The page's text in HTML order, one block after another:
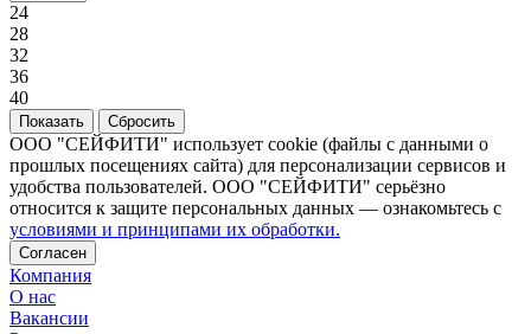
24
28
32
36
40
Сбросить
ООО "СЕЙФИТИ" использует cookie (файлы с данными о
прошлых посещениях сайта) для персонализации сервисов и
удобства пользователей. ООО "СЕЙФИТИ" серьёзно
относится к защите персональных данных — ознакомьтесь с
условиями и принципами их обработки.
Согласен
Компания
О нас
Вакансии